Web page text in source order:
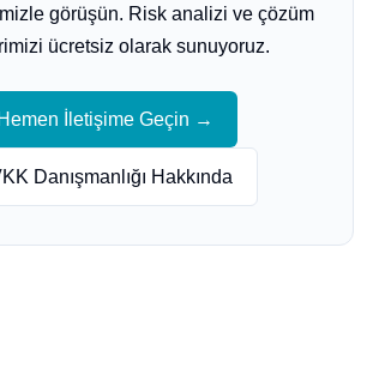
görüşün. Risk analizi ve çözüm
ücretsiz olarak sunuyoruz.
Hemen İletişime Geçin →
Danışmanlığı Hakkında